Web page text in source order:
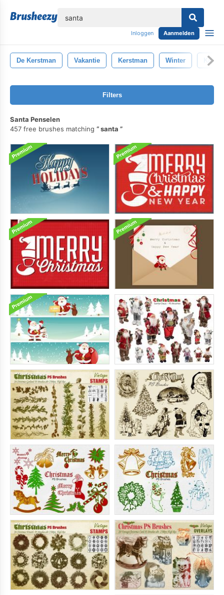
Inloggen Aanmelden
De Kerstman Vakantie Kerstman Winter
Filters
Santa Penselen
457 free brushes matching
santa